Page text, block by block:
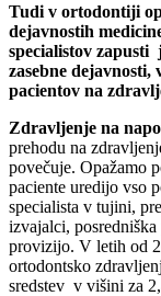
Tudi v ortodontiji
dejavnostih
specialistov zapusti
zasebne dejavnosti,
pacientov na
Zdravljenje na
prehodu na
povečuje. Opažamo
paciente uredijo vso
specialista v tujini,
izvajalci,
provizijo. V letih od
ortodontsko
sredstev v višini za